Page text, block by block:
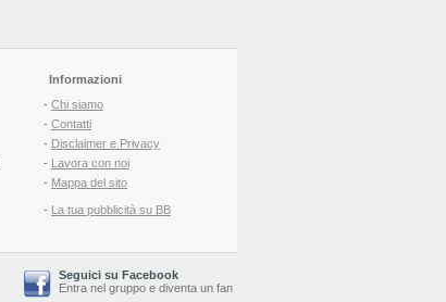
Informazioni
- Chi siamo
- Contatti
- Disclaimer e Privacy
- Lavora con noi
- Mappa del sito
- La tua pubblicità su BB
Seguici su Facebook
Entra nel gruppo e diventa un fan